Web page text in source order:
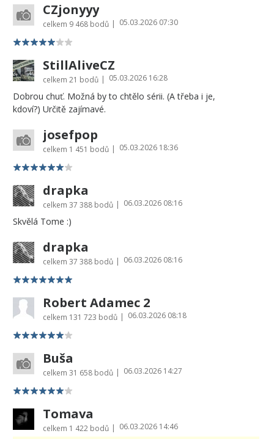
CZjonyyy
celkem 9 468 bodů | 05.03.2026 07:30
StillAliveCZ
celkem 21 bodů | 05.03.2026 16:28
Dobrou chuť. Možná by to chtělo sérii. (A třeba i je,
kdoví?) Určitě zajímavé.
josefpop
celkem 1 451 bodů | 05.03.2026 18:36
drapka
celkem 37 388 bodů | 06.03.2026 08:16
Skvělá Tome :)
drapka
celkem 37 388 bodů | 06.03.2026 08:16
Robert Adamec 2
celkem 131 723 bodů | 06.03.2026 08:18
Buša
celkem 31 658 bodů | 06.03.2026 14:27
Tomava
celkem 1 422 bodů | 06.03.2026 14:46